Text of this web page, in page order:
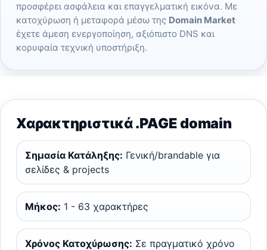
προσφέρει ασφάλεια και επαγγελματική εικόνα. Με
κατοχύρωση ή μεταφορά μέσω της Domain Market
έχετε άμεση ενεργοποίηση, αξιόπιστο DNS και
κορυφαία τεχνική υποστήριξη.
Χαρακτηριστικά .PAGE domain
Σημασία Κατάληξης: Γενική/brandable για
σελίδες & projects
Μήκος: 1 - 63 χαρακτήρες
Χρόνος Κατοχύρωσης: Σε πραγματικό χρόνο